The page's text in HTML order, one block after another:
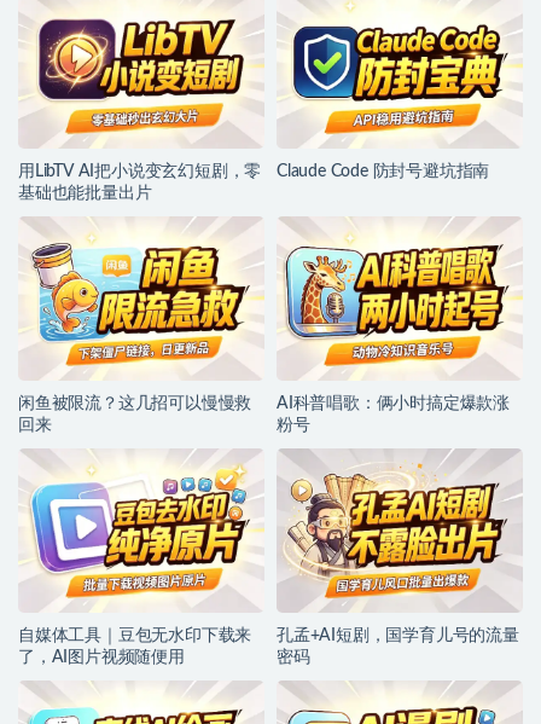
用LibTV AI把小说变玄幻短剧，零
基础也能批量出片
Claude Code 防封号避坑指南
闲鱼被限流？这几招可以慢慢救
回来
AI科普唱歌：俩小时搞定爆款涨
粉号
自媒体工具｜豆包无水印下载来
了，AI图片视频随便用
孔孟+AI短剧，国学育儿号的流量
密码